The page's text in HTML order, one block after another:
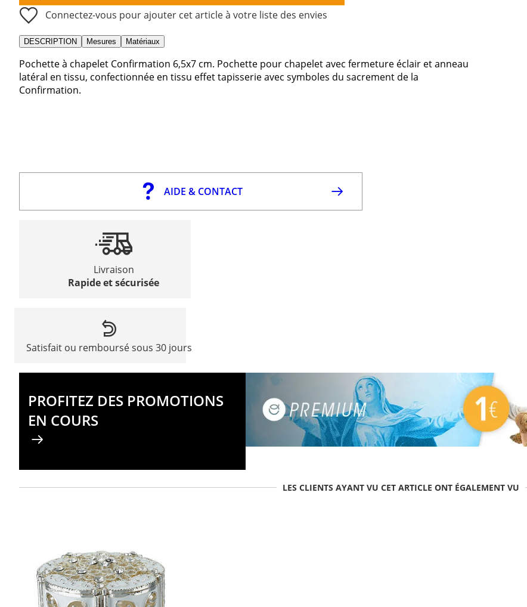
Connectez-vous pour ajouter cet article à votre liste des envies
DESCRIPTION Mesures Matériaux
Pochette à chapelet Confirmation 6,5x7 cm. Pochette pour chapelet avec fermeture éclair et anneau
latéral en tissu, confectionnée en tissu effet tapisserie avec symboles du sacrement de la
Confirmation.
AIDE & CONTACT
Livraison
Rapide et sécurisée
Satisfait ou remboursé sous 30 jours
PROFITEZ DES PROMOTIONS
EN COURS
LES CLIENTS AYANT VU CET ARTICLE ONT ÉGALEMENT VU